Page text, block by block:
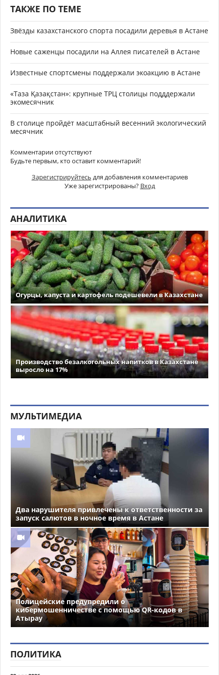
ТАКЖЕ ПО ТЕМЕ
Звёзды казахстанского спорта посадили деревья в Астане
Новые саженцы посадили на Аллея писателей в Астане
Известные спортсмены поддержали экоакцию в Астане
«Таза Қазақстан»: крупные ТРЦ столицы подддержали
экомесячник
В столице пройдёт масштабный весенний экологический
месячник
Комментарии отсутствуют
Будьте первым, кто оставит комментарий!
Зарегистрируйтесь для добавления комментариев
Уже зарегистрированы? Вход
АНАЛИТИКА
Огурцы, капуста и картофель подешевели в Казахстане
Производство безалкогольных напитков в Казахстане
выросло на 17%
МУЛЬТИМЕДИА
Два нарушителя привлечены к ответственности за
запуск салютов в ночное время в Астане
Полицейские предупредили о
кибермошенничестве с помощью QR-кодов в
Атырау
ПОЛИТИКА